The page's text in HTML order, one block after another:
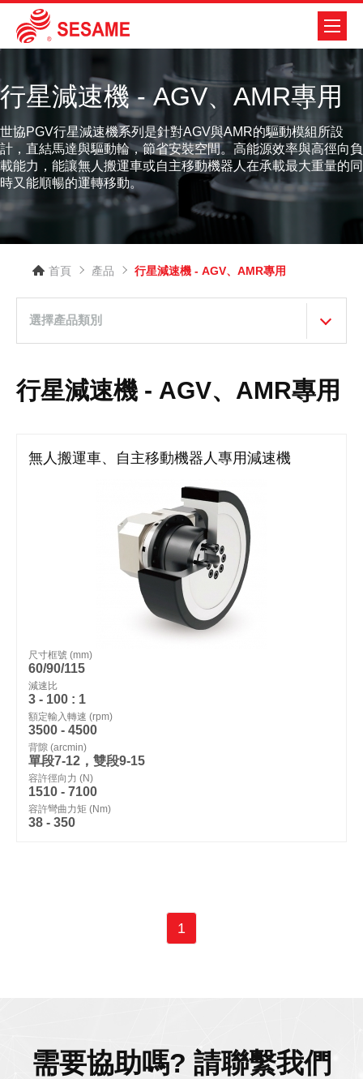
行星減速機 - AGV、AMR專用
世協PGV行星減速機系列是針對AGV與AMR的驅動模組所設
計，直結馬達與驅動輪，節省安裝空間。高能源效率與高徑向負
載能力，能讓無人搬運車或自主移動機器人在承載最大重量的同
時又能順暢的運轉移動。
首頁 產品 行星減速機 - AGV、AMR專用
選擇產品類別
行星減速機 - AGV、AMR專用
無人搬運車、自主移動機器人專用減速機
尺寸框號 (mm)
60/90/115
減速比
3 - 100 : 1
額定輸入轉速 (rpm)
3500 - 4500
背隙 (arcmin)
單段7-12，雙段9-15
容許徑向力 (N)
1510 - 7100
容許彎曲力矩 (Nm)
38 - 350
1
需要協助嗎? 請聯繫我們